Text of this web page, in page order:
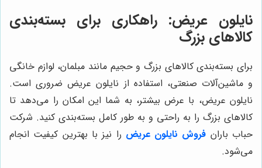
نایلون عریض: راهکاری برای بسته‌بندی
کالاهای بزرگ
برای بسته‌بندی کالاهای بزرگ و حجیم مانند مبلمان، لوازم خانگی
و ماشین‌آلات صنعتی، استفاده از نایلون عریض ضروری است.
نایلون عریض، با عرض بیشتر، به شما این امکان را می‌دهد تا
کالاهای بزرگ را به راحتی و به طور کامل بسته‌بندی کنید. شرکت
حباب باران فروش نایلون عریض را نیز با بهترین کیفیت انجام
می‌شود.